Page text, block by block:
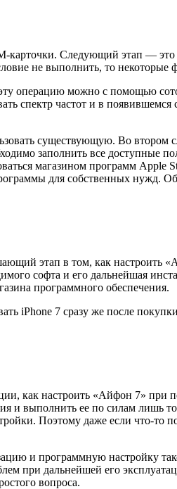
Следующий этап — это
не выполнить, то
операцию можно с помощью
спектр частот и в
существующую. Во втором
заполнить все
магазином программ Apple
для собственных нужд.
этап в том, как
софта и его дальнейшая
программного обеспечения.
iPhone 7 сразу же после
как настроить «Айфон 7»
и выполнить ее по силам лишь
Поэтому даже если что-то
и программную настройку
при дальнейшей его
вопроса.